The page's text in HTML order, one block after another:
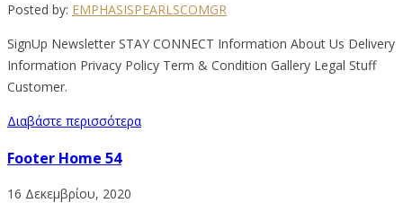
Posted by: EMPHASISPEARLSCOMGR
SignUp Newsletter STAY CONNECT Information About Us Delivery
Information Privacy Policy Term & Condition Gallery Legal Stuff
Customer.
Διαβάστε περισσότερα
Footer Home 54
16 Δεκεμβρίου, 2020